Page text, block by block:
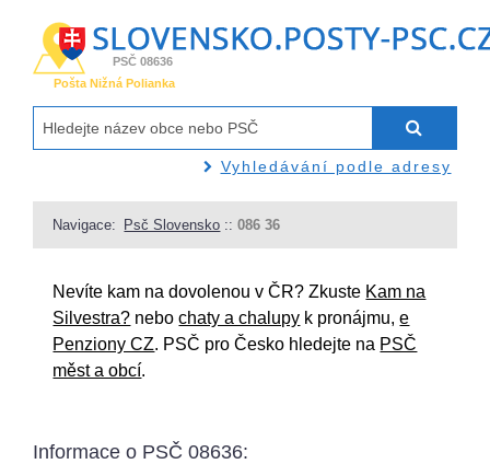
PSČ 08636
Pošta Nižná Polianka
Vyhledávání podle adresy
Navigace: Psč Slovensko ::086 36
Nevíte kam na dovolenou v ČR? Zkuste Kam na
Silvestra? nebochaty a chalupy k pronájmu,e
Penziony CZ. PSČ pro Česko hledejte na PSČ
měst a obcí.
Informace o PSČ 08636: